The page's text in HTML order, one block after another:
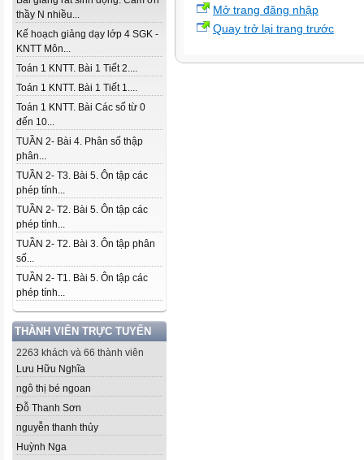
thầy N nhiều...
Kế hoạch giảng dạy lớp 4 SGK -
KNTT Môn...
Toán 1 KNTT. Bài 1 Tiết 2....
Toán 1 KNTT. Bài 1 Tiết 1....
Toán 1 KNTT. Bài Các số từ 0
đến 10...
TUẦN 2- Bài 4. Phân số thập
phân...
TUẦN 2- T3. Bài 5. Ôn tập các
phép tính...
TUẦN 2- T2. Bài 5. Ôn tập các
phép tính...
TUẦN 2- T2. Bài 3. Ôn tập phân
số...
TUẦN 2- T1. Bài 5. Ôn tập các
phép tính...
THÀNH VIÊN TRỰC TUYẾN
2263 khách và 66 thành viên
Lưu Hữu Nghĩa
ngô thị bé ngoan
Đỗ Thanh Sơn
nguyễn thanh thủy
Huỳnh Nga
Mở trang đăng nhập
Quay trở lại trang trước